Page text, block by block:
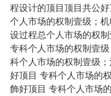
程设计的顶目顶目共公
个人市场的权制壹级；
设过程总个人市场的权
专科个人市场的权制壹
科个人市场的权制壹级
好顶目 专科个人市场的
飾好顶目 专科个人市场